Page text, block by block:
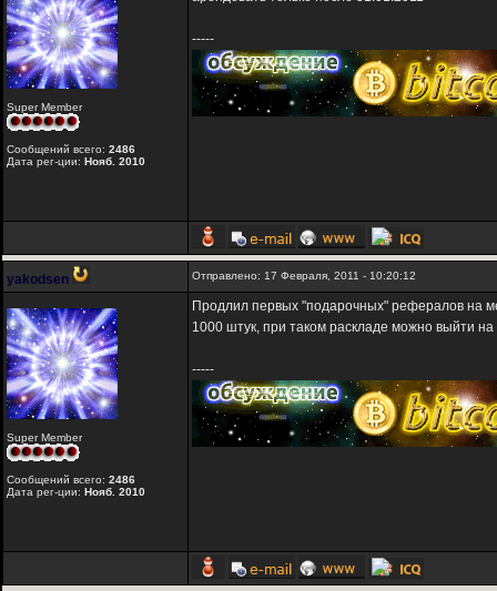
Super Member
Сообщений всего: 2486
Дата рег-ции: Нояб. 2010
-----
yakodsen Отправлено: 17 Февраля, 2011 - 10:20:12
Super Member
Сообщений всего: 2486
Дата рег-ции: Нояб. 2010
Продлил первых "подарочных" рефералов на
1000 штук, при таком раскладе можно выйти
-----